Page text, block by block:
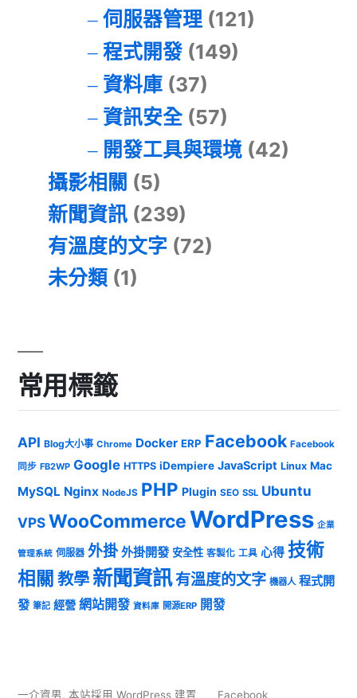
伺服器管理(121)
程式開發(149)
資料庫(37)
資訊安全(57)
開發工具與環境(42)
攝影相關 (5)
新聞資訊 (239)
有溫度的文字 (72)
未分類 (1)
常用標籤
API Blog大小事 Chrome Docker ERP Facebook Facebook
同步 FB2WP Google HTTPS iDempiere JavaScript Linux Mac
MySQL Nginx NodeJS PHP Plugin SEO SSL Ubuntu
VPSWooCommerceWordPress 企業
管理系統 伺服器 外掛 外掛開發 安全性 客製化 工具 心得 技術
相關 教學 新聞資訊有溫度的文字 機器人 程式開
發 筆記 經營 網站開發 資料庫 開源ERP 開發
一介資男, 本站採用 WordPress 建置 Facebook